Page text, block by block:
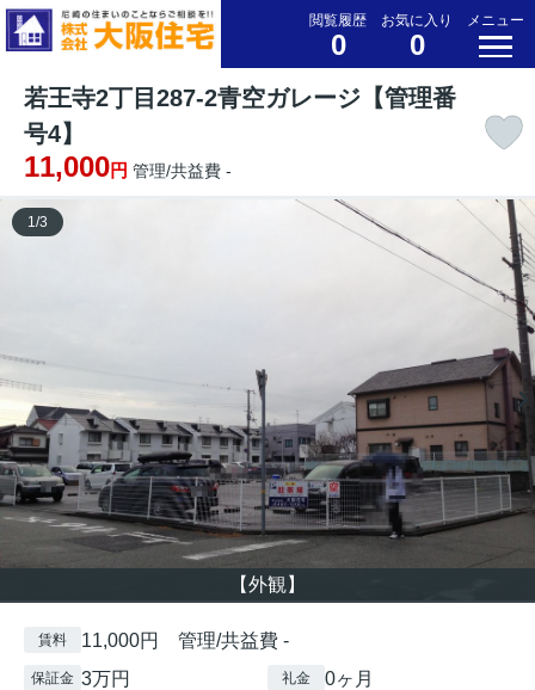
閲覧履歴
0
お気に入り
0
メニュー
若王寺2丁目287-2青空ガレージ【管理番
号4】
11,000円 管理/共益費 -
【外観】
1/3
賃料 11,000円 管理/共益費 -
保証金 3万円 礼金 0ヶ月